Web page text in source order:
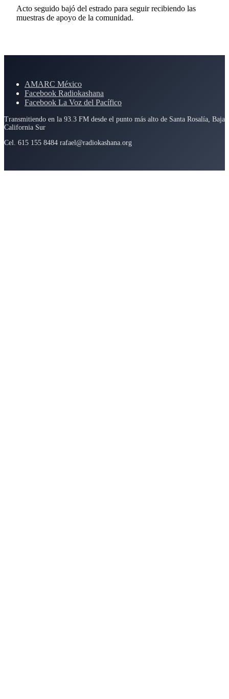
Acto seguido bajó del estrado para seguir recibiendo las
muestras de apoyo de la comunidad.
AMARC México
Facebook Radiokashana
Facebook La Voz del Pacífico
Transmitiendo en la 93.3 FM desde el punto más alto de Santa Rosalía, Baja
California Sur
Cel. 615 155 8484 rafael@radiokashana.org